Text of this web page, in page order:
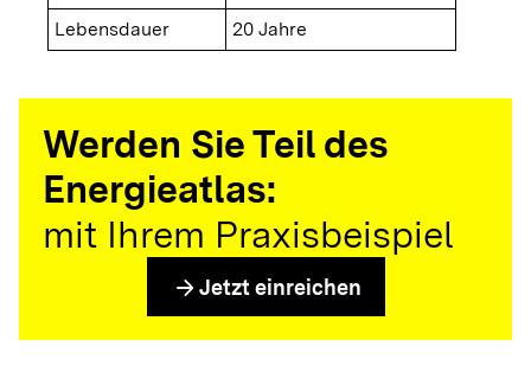
Lebensdauer
20 Jahre
Werden Sie Teil des
Energieatlas:
mit Ihrem Praxisbeispiel
arrow_forward Jetzt einreichen